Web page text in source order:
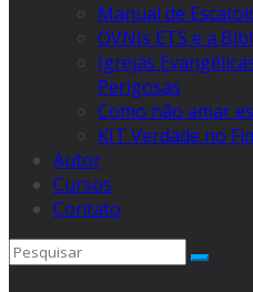
Manual de
OVNIs ETS e a
Igrejas
Perigosas
Como não amar
KIT Verdade no
Autor
Cursos
Contato